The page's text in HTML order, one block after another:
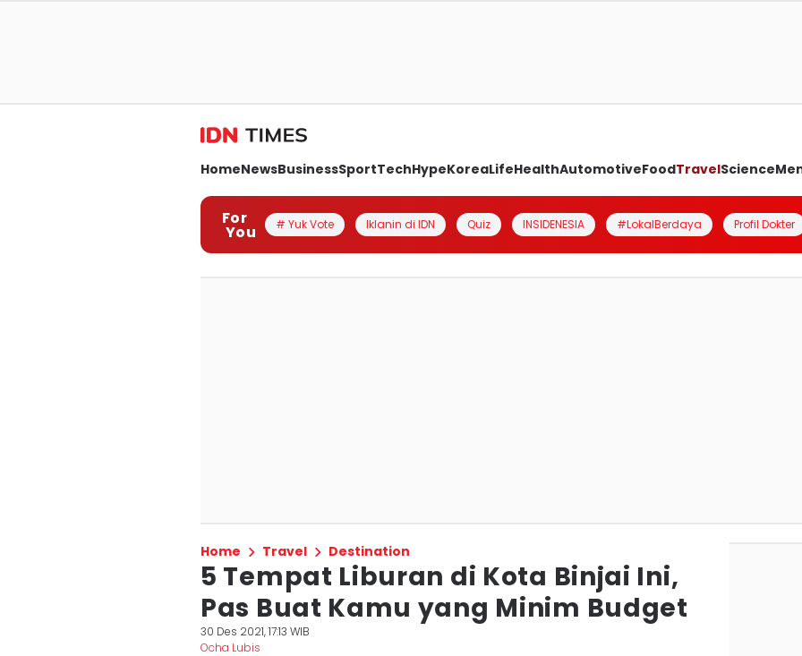
HomeNewsBusinessSportTechHypeKoreaLifeHealthAutomotiveFoodTravelScience
For
You # Yuk Vote Iklanin di IDN Quiz INSIDENESIA #LokalBerdaya Profil Dokter
Home Travel Destination
5 Tempat Liburan di Kota Binjai Ini,
Pas Buat Kamu yang Minim Budget
30 Des 2021, 17:13 WIB
Ocha Lubis